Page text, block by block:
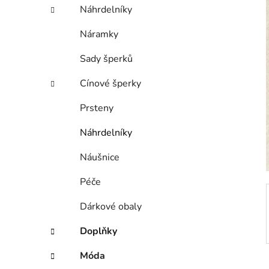
l
Náhrdelníky
Náramky
Sady šperků
Cínové šperky
Prsteny
Náhrdelníky
Náušnice
Péče
Dárkové obaly
Doplňky
Móda